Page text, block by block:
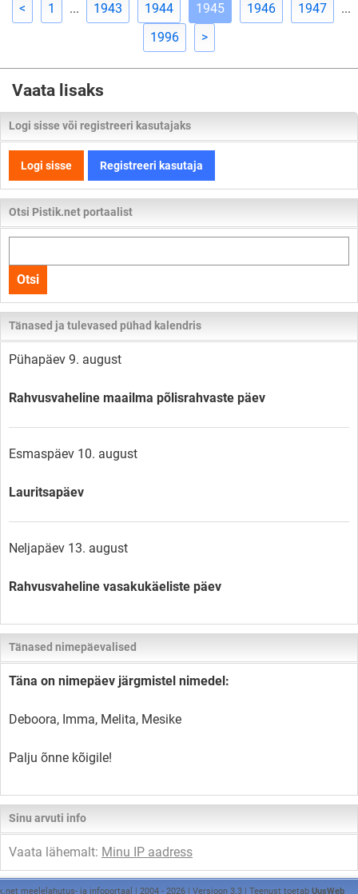
< 1 ... 1943 1944 1945 1946 1947
...
1996
>
Vaata lisaks
Logi sisse või registreeri kasutajaks
Logi sisse Registreeri kasutaja
Otsi Pistik.net portaalist
kogu
lehelt
Otsi
Tänased ja tulevased pühad kalendris
Pühapäev 9. august
Rahvusvaheline maailma põlisrahvaste päev
Esmaspäev 10. august
Lauritsapäev
Neljapäev 13. august
Rahvusvaheline vasakukäeliste päev
Tänased nimepäevalised
Täna on nimepäev järgmistel nimedel:
Deboora, Imma, Melita, Mesike
Palju õnne kõigile!
Sinu arvuti info
Vaata lähemalt: Minu IP aadress
meelelahutus- ja infoportaal | 2004 - 2026 | Versioon 3.3 | Teenust toetab UusWeb